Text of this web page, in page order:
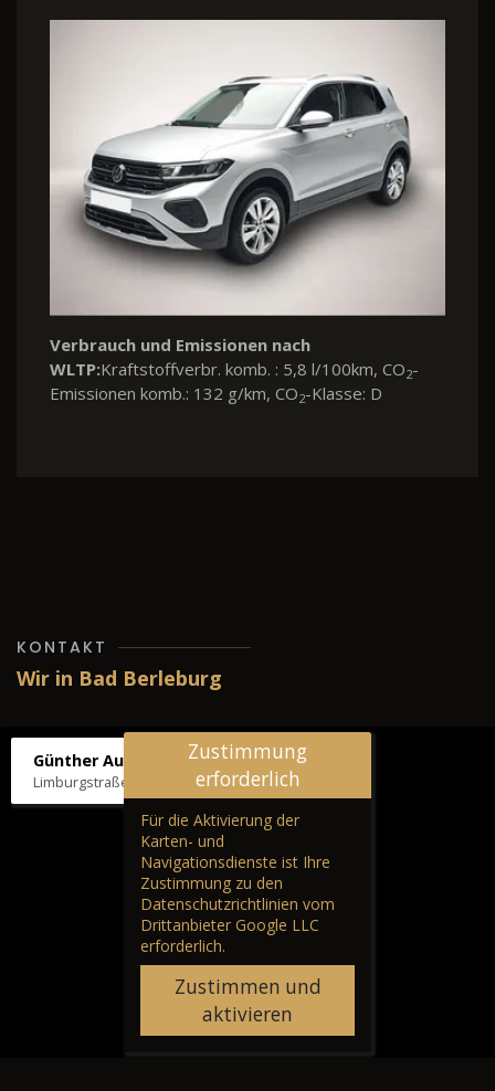
Verbrauch und Emissionen nach
WLTP:Kraftstoffverbr. komb. : 5,8 l/100km, CO2-
Emissionen komb.: 132 g/km, CO2-Klasse: D
KONTAKT
Wir in Bad Berleburg
Günther Autos & Service
Limburgstraße 39, 57319 Bad Berleburg
Zustimmung
erforderlich
Für die Aktivierung der
Karten- und
Navigationsdienste ist Ihre
Zustimmung zu den
Datenschutzrichtlinien vom
Drittanbieter Google LLC
erforderlich.
Zustimmen und
aktivieren